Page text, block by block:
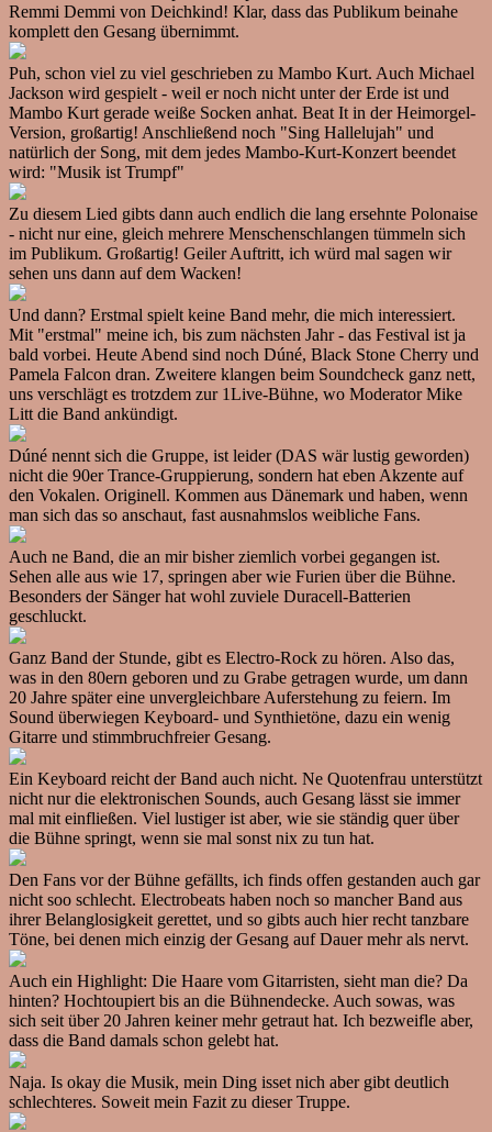
Remmi Demmi von Deichkind! Klar, dass das Publikum beinahe
komplett den Gesang übernimmt.
Puh, schon viel zu viel geschrieben zu Mambo Kurt. Auch Michael
Jackson wird gespielt - weil er noch nicht unter der Erde ist und
Mambo Kurt gerade weiße Socken anhat. Beat It in der Heimorgel-
Version, großartig! Anschließend noch "Sing Hallelujah" und
natürlich der Song, mit dem jedes Mambo-Kurt-Konzert beendet
wird: "Musik ist Trumpf"
Zu diesem Lied gibts dann auch endlich die lang ersehnte Polonaise
- nicht nur eine, gleich mehrere Menschenschlangen tümmeln sich
im Publikum. Großartig! Geiler Auftritt, ich würd mal sagen wir
sehen uns dann auf dem Wacken!
Und dann? Erstmal spielt keine Band mehr, die mich interessiert.
Mit "erstmal" meine ich, bis zum nächsten Jahr - das Festival ist ja
bald vorbei. Heute Abend sind noch Dúné, Black Stone Cherry und
Pamela Falcon dran. Zweitere klangen beim Soundcheck ganz nett,
uns verschlägt es trotzdem zur 1Live-Bühne, wo Moderator Mike
Litt die Band ankündigt.
Dúné nennt sich die Gruppe, ist leider (DAS wär lustig geworden)
nicht die 90er Trance-Gruppierung, sondern hat eben Akzente auf
den Vokalen. Originell. Kommen aus Dänemark und haben, wenn
man sich das so anschaut, fast ausnahmslos weibliche Fans.
Auch ne Band, die an mir bisher ziemlich vorbei gegangen ist.
Sehen alle aus wie 17, springen aber wie Furien über die Bühne.
Besonders der Sänger hat wohl zuviele Duracell-Batterien
geschluckt.
Ganz Band der Stunde, gibt es Electro-Rock zu hören. Also das,
was in den 80ern geboren und zu Grabe getragen wurde, um dann
20 Jahre später eine unvergleichbare Auferstehung zu feiern. Im
Sound überwiegen Keyboard- und Synthietöne, dazu ein wenig
Gitarre und stimmbruchfreier Gesang.
Ein Keyboard reicht der Band auch nicht. Ne Quotenfrau unterstützt
nicht nur die elektronischen Sounds, auch Gesang lässt sie immer
mal mit einfließen. Viel lustiger ist aber, wie sie ständig quer über
die Bühne springt, wenn sie mal sonst nix zu tun hat.
Den Fans vor der Bühne gefällts, ich finds offen gestanden auch gar
nicht soo schlecht. Electrobeats haben noch so mancher Band aus
ihrer Belanglosigkeit gerettet, und so gibts auch hier recht tanzbare
Töne, bei denen mich einzig der Gesang auf Dauer mehr als nervt.
Auch ein Highlight: Die Haare vom Gitarristen, sieht man die? Da
hinten? Hochtoupiert bis an die Bühnendecke. Auch sowas, was
sich seit über 20 Jahren keiner mehr getraut hat. Ich bezweifle aber,
dass die Band damals schon gelebt hat.
Naja. Is okay die Musik, mein Ding isset nich aber gibt deutlich
schlechteres. Soweit mein Fazit zu dieser Truppe.